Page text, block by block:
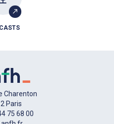
Charenton
Paris
75 68 00